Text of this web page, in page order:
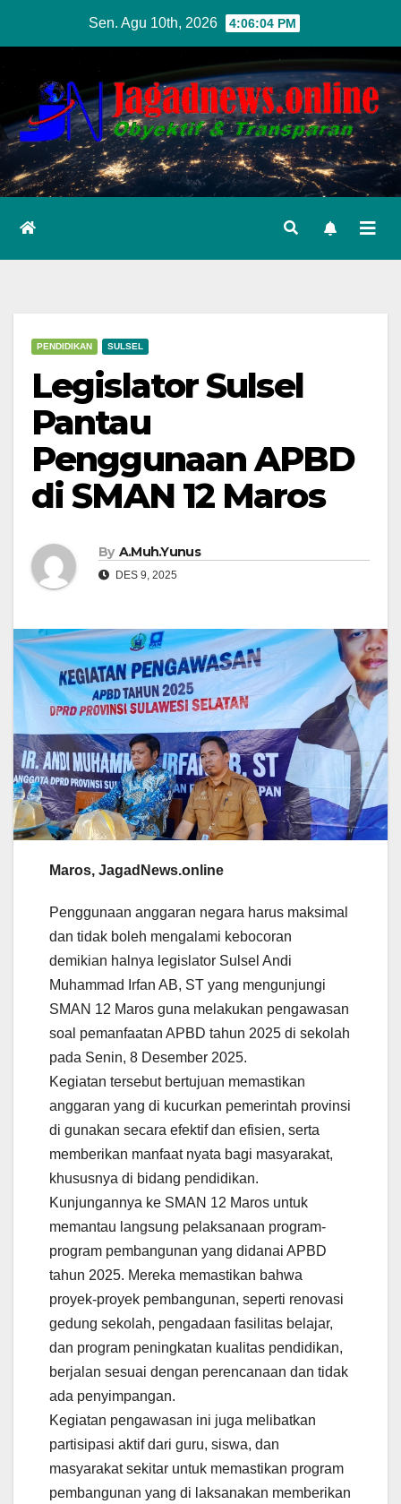
content
Sen. Agu 10th, 2026 4:06:05 PM
PENDIDIKAN SULSEL
Legislator Sulsel
Pantau
Penggunaan APBD
di SMAN 12 Maros
By A.Muh.Yunus
DES 9, 2025
Maros, JagadNews.online
Penggunaan anggaran negara harus maksimal
dan tidak boleh mengalami kebocoran
demikian halnya legislator Sulsel Andi
Muhammad Irfan AB, ST yang mengunjungi
SMAN 12 Maros guna melakukan pengawasan
soal pemanfaatan APBD tahun 2025 di sekolah
pada Senin, 8 Desember 2025.
Kegiatan tersebut bertujuan memastikan
anggaran yang di kucurkan pemerintah provinsi
di gunakan secara efektif dan efisien, serta
memberikan manfaat nyata bagi masyarakat,
khususnya di bidang pendidikan.
Kunjungannya ke SMAN 12 Maros untuk
memantau langsung pelaksanaan program-
program pembangunan yang didanai APBD
tahun 2025. Mereka memastikan bahwa
proyek-proyek pembangunan, seperti renovasi
gedung sekolah, pengadaan fasilitas belajar,
dan program peningkatan kualitas pendidikan,
berjalan sesuai dengan perencanaan dan tidak
ada penyimpangan.
Kegiatan pengawasan ini juga melibatkan
partisipasi aktif dari guru, siswa, dan
masyarakat sekitar untuk memastikan program
pembangunan yang di laksanakan memberikan